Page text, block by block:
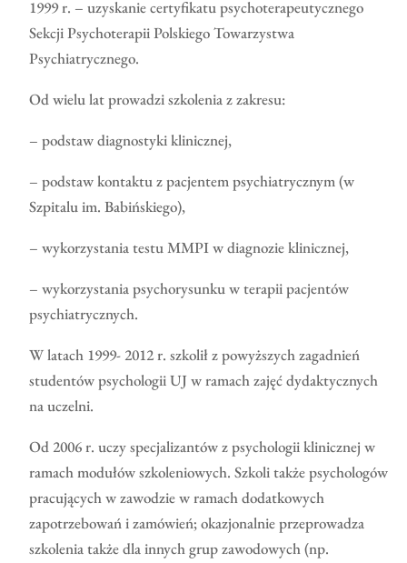
1999 r. – uzyskanie certyfikatu psychoterapeutycznego
Sekcji Psychoterapii Polskiego Towarzystwa
Psychiatrycznego.
Od wielu lat prowadzi szkolenia z zakresu:
– podstaw diagnostyki klinicznej,
– podstaw kontaktu z pacjentem psychiatrycznym (w
Szpitalu im. Babińskiego),
– wykorzystania testu MMPI w diagnozie klinicznej,
– wykorzystania psychorysunku w terapii pacjentów
psychiatrycznych.
W latach 1999- 2012 r. szkolił z powyższych zagadnień
studentów psychologii UJ w ramach zajęć dydaktycznych
na uczelni.
Od 2006 r. uczy specjalizantów z psychologii klinicznej w
ramach modułów szkoleniowych. Szkoli także psychologów
pracujących w zawodzie w ramach dodatkowych
zapotrzebowań i zamówień; okazjonalnie przeprowadza
szkolenia także dla innych grup zawodowych (np.